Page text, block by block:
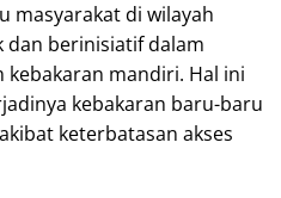
masyarakat di wilayah
dan berinisiatif dalam
mandiri. Hal ini
kebakaran baru-baru
keterbatasan akses